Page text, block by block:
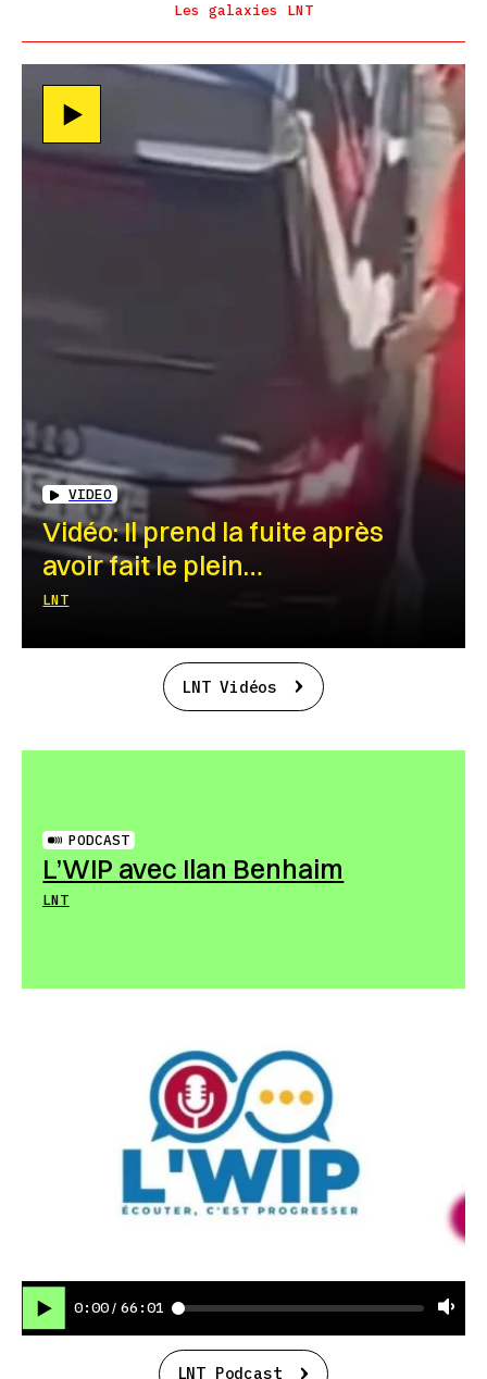
Les galaxies LNT
VIDEO
Vidéo: Il prend la fuite après
avoir fait le plein…
LNT
LNT Vidéos
PODCAST
L’WIP avec Ilan Benhaim
LNT
0:00 / 66:01
LNT Podcast